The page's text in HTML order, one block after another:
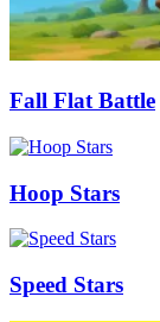
Fall Flat Battle
Hoop Stars
Speed Stars